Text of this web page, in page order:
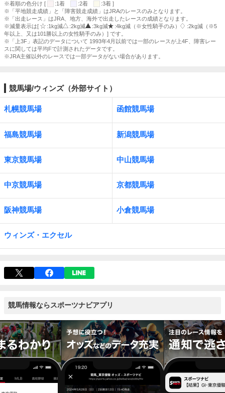
※着順の色分け [
:1着 :2着
:3着 ]
※「平地競走成績」と「障害競走成績」はJRAのレースのみとなります。
※「出走レース」はJRA、地方、海外で出走したレースの成績となります。
※減量表示は[
:1kg減 :2kg減 :3kg減 :4kg減（※女性騎手のみ）
:2kg減（※5
年以上、又は101勝以上の女性騎手のみ）] です。
※「上3F」表記のデータについて 1993年4月以前では一部のレースが上4F、障害レー
スに関しては平均Fで計測されたデータです。
※JRA主催以外のレースでは一部データがない場合があります。
競馬場/ウィンズ（外部サイト）
札幌競馬場 函館競馬場
福島競馬場 新潟競馬場
東京競馬場 中山競馬場
中京競馬場 京都競馬場
阪神競馬場 小倉競馬場
ウィンズ・エクセル
競馬情報ならスポーツナビアプリ